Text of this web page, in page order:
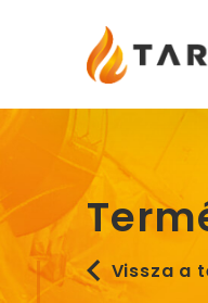
Tarax
Vissza a